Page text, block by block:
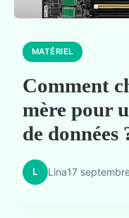
MATÉRIEL
Comment
mère pour
de données
L Lina17